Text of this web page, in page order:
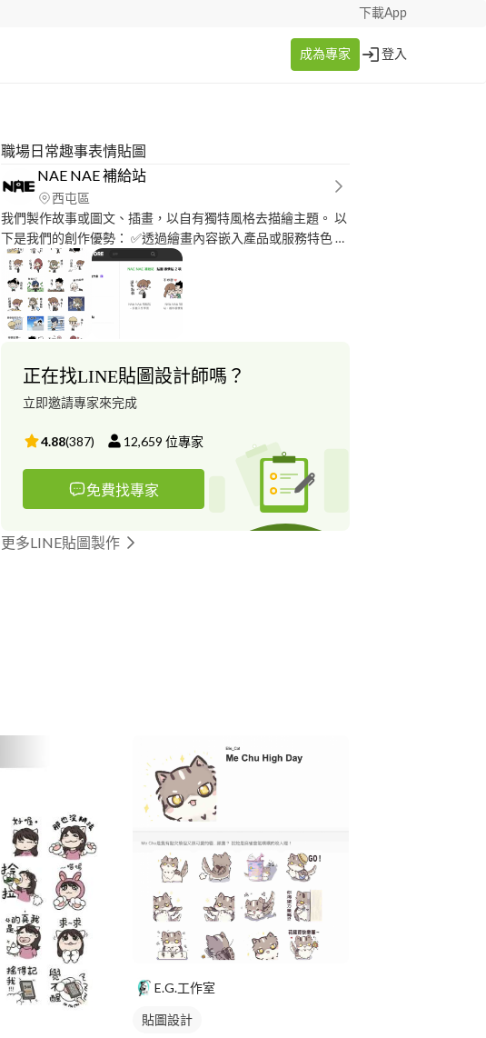
下載App
成為專家 登入
職場日常趣事表情貼圖
NAE NAE 補給站
西屯區
我們製作故事或圖文、插畫，以自有獨特風格去描繪主題。 以
下是我們的創作優勢： ✅透過繪畫內容嵌入產品或服務特色 ✅
能夠製作Reels等類型的短影片 ✅合作貼文均會製作限動並置
頂限動精選 ✅與粉絲互動率高 ✅具電商經驗、可與窗口快速溝
通 對於每一次的合作都會用心去做到最好， 期待能夠有機會與
貴司合作！
正在找LINE貼圖設計師嗎？
立即邀請專家來完成
4.88(387) 12,659 位專家
免費找專家
更多LINE貼圖製作
E.G.工作室
貼圖設計